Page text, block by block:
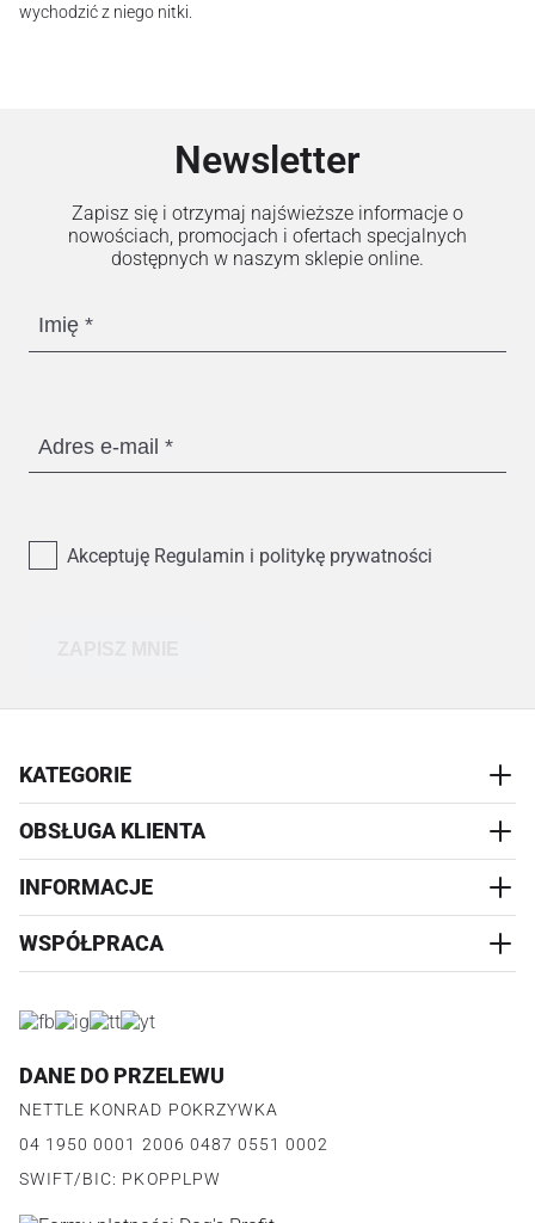
wychodzić z niego nitki.
Newsletter
Zapisz się i otrzymaj najświeższe informacje o
nowościach, promocjach i ofertach specjalnych
dostępnych w naszym sklepie online.
Imię
Adres e-mail
Akceptuję Regulamin i politykę prywatności
KATEGORIE
AKCESORIA
WYPRZEDAŻ
OBSŁUGA KLIENTA
REALIZACJA I WYSYŁKA
WYMIANA
PŁATNOŚCI
FAQ
INFORMACJE
KONTAKT
O PRODUKCIE
WSPÓŁPRACA
JAK DZIAŁA PROGRAM
REGULAMIN PROGRAMU
POLITYKA PRYWATNOŚCI PROGRAMU
DANE DO PRZELEWU
NETTLE KONRAD POKRZYWKA
04 1950 0001 2006 0487 0551 0002
SWIFT/BIC: PKOPPLPW